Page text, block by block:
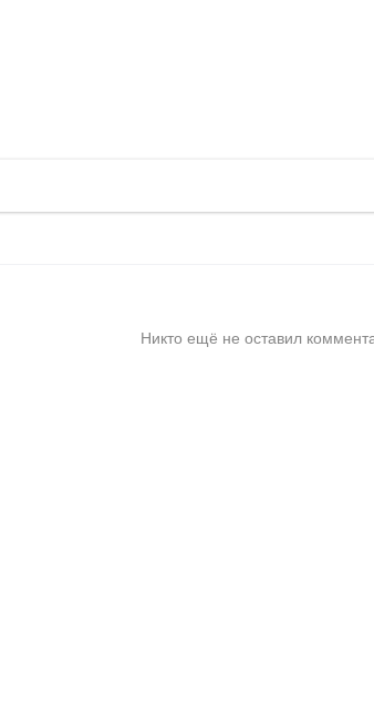
Никто ещё не оставил